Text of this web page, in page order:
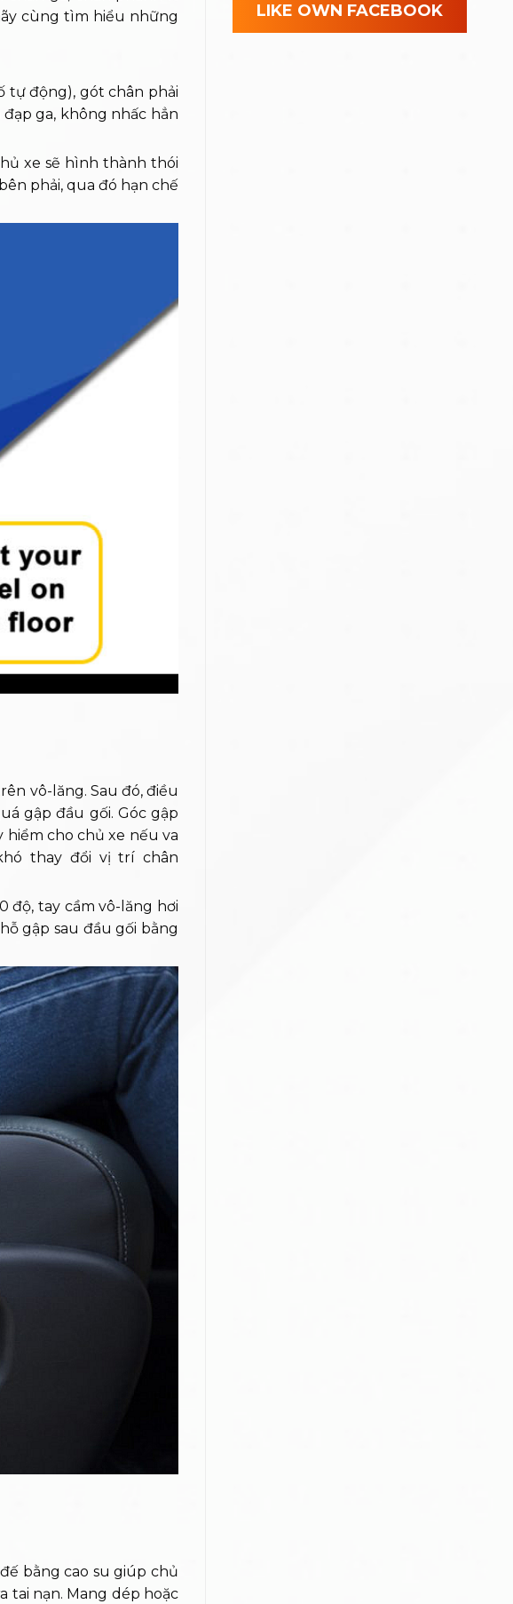
cùng tìm hiểu những
tự động), gót chân phải
ga, không nhấc hẳn
xe sẽ hình thành thói
phải, qua đó hạn chế
vô-lăng. Sau đó, điều
gập đầu gối. Góc gập
hiểm cho chủ xe nếu va
thay đổi vị trí chân
độ, tay cầm vô-lăng hơi
gập sau đầu gối bằng
bằng cao su giúp chủ
tai nạn. Mang dép hoặc
LIKE OWN FACEBOOK